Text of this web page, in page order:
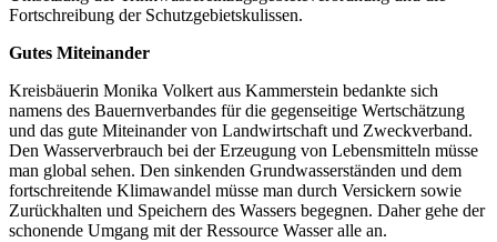
Fortschreibung der Schutzgebietskulissen.
Gutes Miteinander
Kreisbäuerin Monika Volkert aus Kammerstein bedankte sich
namens des Bauernverbandes für die gegenseitige Wertschätzung
und das gute Miteinander von Landwirtschaft und Zweckverband.
Den Wasserverbrauch bei der Erzeugung von Lebensmitteln müsse
man global sehen. Den sinkenden Grundwasserständen und dem
fortschreitende Klimawandel müsse man durch Versickern sowie
Zurückhalten und Speichern des Wassers begegnen. Daher gehe der
schonende Umgang mit der Ressource Wasser alle an.